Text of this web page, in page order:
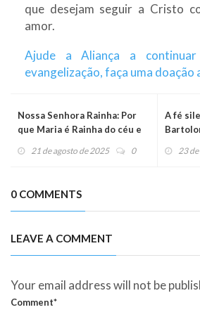
que desejam seguir a Cristo
amor.
Ajude a Aliança a
evangelização, faça uma doação
Nossa Senhora Rainha: Por
que Maria é Rainha do céu e
21 de agosto de 2025 0
A fé
23
0 COMMENTS
LEAVE A COMMENT
Your email address will not be
Comment*